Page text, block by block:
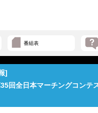
番組表
]
回全日本マーチングコンテ